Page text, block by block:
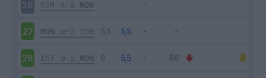
26 ROM 4-0 MON
27 MON 0-2 TOR
28 INT 3-2 MON